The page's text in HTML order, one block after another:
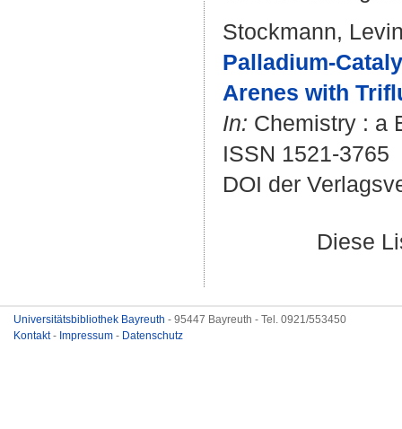
Stockmann,
Palladium-
Arenes with
In: Chemistry : a
ISSN 1521-3765
DOI der
Diese
Universitätsbibliothek Bayreuth - 95447 Bayreuth - Tel. 0921/553450
Kontakt- Impressum - Datenschutz